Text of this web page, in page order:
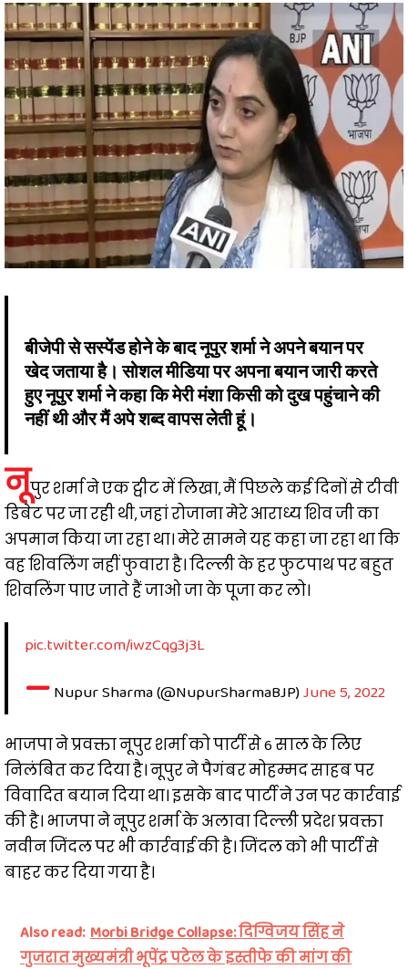
बीजेपी से सस्पेंड होने के बाद नूपुर शर्मा ने अपने बयान पर
खेद जताया है। सोशल मीडिया पर अपना बयान जारी करते
हुए नूपुर शर्मा ने कहा कि मेरी मंशा किसी को दुख पहुंचाने की
नहीं थी और मैं अपे शब्द वापस लेती हूं।
नूपुर शर्मा ने एक ट्वीट में लिखा, मैं पिछले कई दिनों से टीवी
डिबेट पर जा रही थी, जहां रोजाना मेरे आराध्य शिव जी का
अपमान किया जा रहा था। मेरे सामने यह कहा जा रहा था कि
वह शिवलिंग नहीं फुवारा है। दिल्ली के हर फुटपाथ पर बहुत
शिवलिंग पाए जाते हैं जाओ जा के पूजा कर लो।
pic.twitter.com/iwzCqg3j3L
—Nupur Sharma (@NupurSharmaBJP)June 5, 2022
भाजपा ने प्रवक्ता नूपुर शर्मा को पार्टी से 6 साल के लिए
निलंबित कर दिया है। नूपुर ने पैगंबर मोहम्मद साहब पर
विवादित बयान दिया था। इसके बाद पार्टी ने उन पर कार्रवाई
की है। भाजपा ने नूपुर शर्मा के अलावा दिल्ली प्रदेश प्रवक्ता
नवीन जिंदल पर भी कार्रवाई की है। जिंदल को भी पार्टी से
बाहर कर दिया गया है।
Also read: Morbi Bridge Collapse: दिग्विजय सिंह ने
गुजरात मुख्यमंत्री भूपेंद्र पटेल के इस्तीफे की मांग की